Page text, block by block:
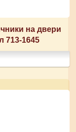
на двери
713-1645